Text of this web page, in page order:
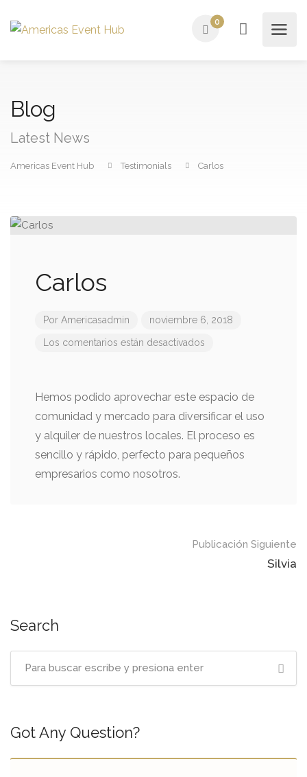
0
Blog
Latest News
Americas Event Hub Testimonials Carlos
Carlos
Por Americasadmin noviembre 6, 2018
Los comentarios están desactivados
Hemos podido aprovechar este espacio de
comunidad y mercado para diversificar el uso
y alquiler de nuestros locales. El proceso es
sencillo y rápido, perfecto para pequeños
empresarios como nosotros.
Publicación Siguiente
Silvia
Search
Got Any Question?